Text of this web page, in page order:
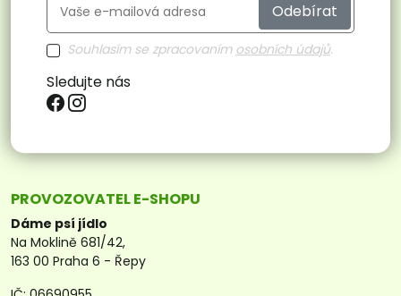
Odebírat
Souhlasím se zpracovaním osobních údajů.
Sledujte nás
PROVOZOVATEL E-SHOPU
Dáme psí jídlo
Na Moklině 681/42,
163 00 Praha 6 - Řepy